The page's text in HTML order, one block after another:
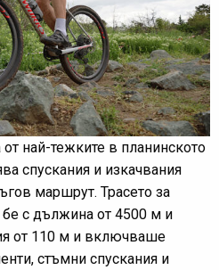
най-тежките в планинското
спускания и изкачвания
маршрут. Трасето за
бе с дължина от 4500 м и
от 110 м и включваше
стъмни спускания и